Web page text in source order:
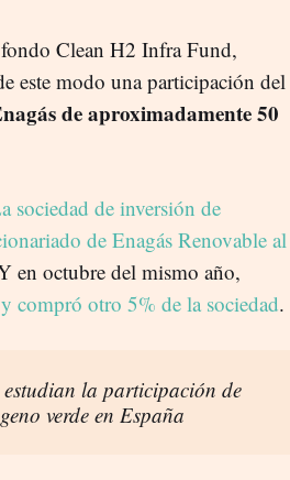
Clean H2 Infra Fund,
este modo una participación del
de aproximadamente 50
sociedad de inversión de
de Enagás Renovable al
en octubre del mismo año,
compró otro 5% de la sociedad.
estudian la participación de
verde en España